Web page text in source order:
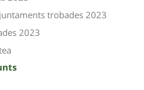
trobades 2023
2023